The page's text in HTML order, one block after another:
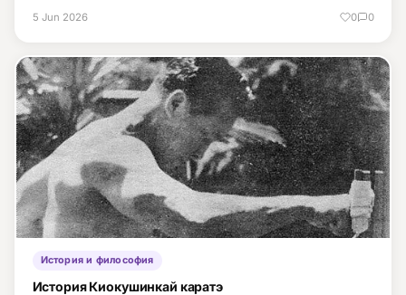
5 Jun 2026 0 0
История и философия
История Киокушинкай каратэ